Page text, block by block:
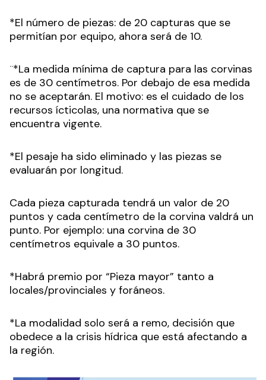
*El número de piezas: de 20 capturas que se
permitían por equipo, ahora será de 10.
¨*La medida mínima de captura para las corvinas
es de 30 centímetros. Por debajo de esa medida
no se aceptarán. El motivo: es el cuidado de los
recursos ícticolas, una normativa que se
encuentra vigente.
*El pesaje ha sido eliminado y las piezas se
evaluarán por longitud.
Cada pieza capturada tendrá un valor de 20
puntos y cada centímetro de la corvina valdrá un
punto. Por ejemplo: una corvina de 30
centímetros equivale a 30 puntos.
*Habrá premio por “Pieza mayor” tanto a
locales/provinciales y foráneos.
*La modalidad solo será a remo, decisión que
obedece a la crisis hídrica que está afectando a
la región.